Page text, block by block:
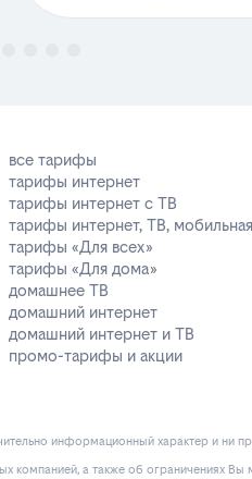
все тарифы
тарифы интернет
тарифы интернет с ТВ
тарифы интернет, ТВ,
тарифы «Для всех»
тарифы «Для дома»
домашнее ТВ
домашний интернет
домашний интернет и ТВ
промо-тарифы и акции
информационный характер и ни
а также об ограничениях Вы